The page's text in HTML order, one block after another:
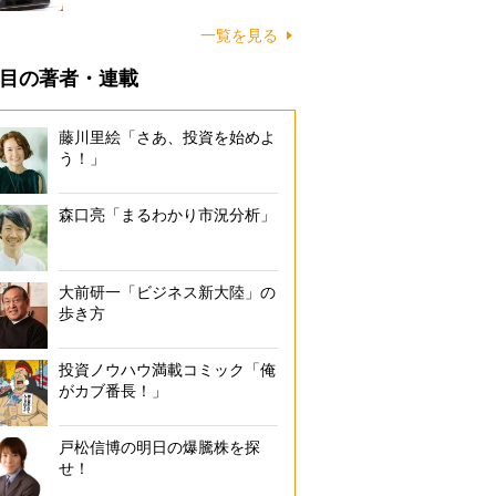
一覧を見る
の著者・連載
藤川里絵「さあ、投資を始めよ
う！」
森口亮「まるわかり市況分析」
大前研一「ビジネス新大陸」の
歩き方
投資ノウハウ満載コミック「俺
がカブ番長！」
戸松信博の明日の爆騰株を探
せ！